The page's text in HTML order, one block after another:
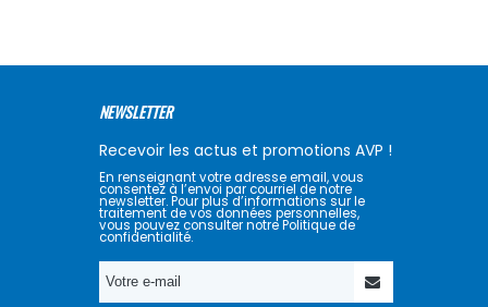
NEWSLETTER
Recevoir les actus et promotions AVP !
En renseignant votre adresse email, vous
consentez à l’envoi par courriel de notre
newsletter. Pour plus d’informations sur le
traitement de vos données personnelles,
vous pouvez consulter notre Politique de
confidentialité.